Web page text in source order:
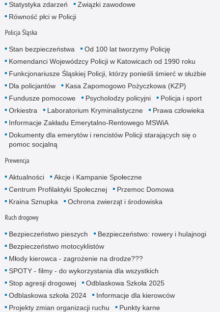
Statystyka zdarzeń
Związki zawodowe
Równość płci w Policji
Policja Śląska
Stan bezpieczeństwa
Od 100 lat tworzymy Policję
Komendanci Wojewódzcy Policji w Katowicach od 1990 roku
Funkcjonariusze Śląskiej Policji, którzy ponieśli śmierć w służbie
Dla policjantów
Kasa Zapomogowo Pożyczkowa (KZP)
Fundusze pomocowe
Psycholodzy policyjni
Policja i sport
Orkiestra
Laboratorium Kryminalistyczne
Prawa człowieka
Informacje Zakładu Emerytalno-Rentowego MSWiA
Dokumenty dla emerytów i rencistów Policji starających się o
pomoc socjalną
Prewencja
Aktualności
Akcje i Kampanie Społeczne
Centrum Profilaktyki Społecznej
Przemoc Domowa
Kraina Sznupka
Ochrona zwierząt i środowiska
Ruch drogowy
Bezpieczeństwo pieszych
Bezpieczeństwo: rowery i hulajnogi
Bezpieczeństwo motocyklistów
Młody kierowca - zagrożenie na drodze???
SPOTY - filmy - do wykorzystania dla wszystkich
Stop agresji drogowej
Odblaskowa Szkoła 2025
Odblaskowa szkoła 2024
Informacje dla kierowców
Projekty zmian organizacji ruchu
Punkty karne